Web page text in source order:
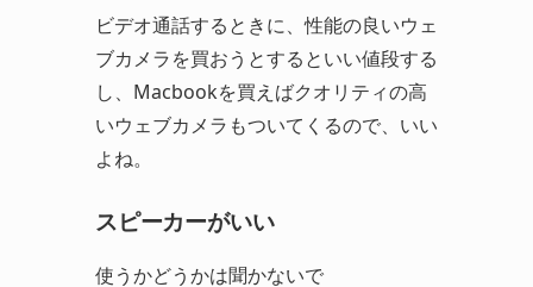
ビデオ通話するときに、性能の良いウェ
ブカメラを買おうとするといい値段する
し、Macbookを買えばクオリティの高
いウェブカメラもついてくるので、いい
よね。
スピーカーがいい
使うかどうかは聞かないで